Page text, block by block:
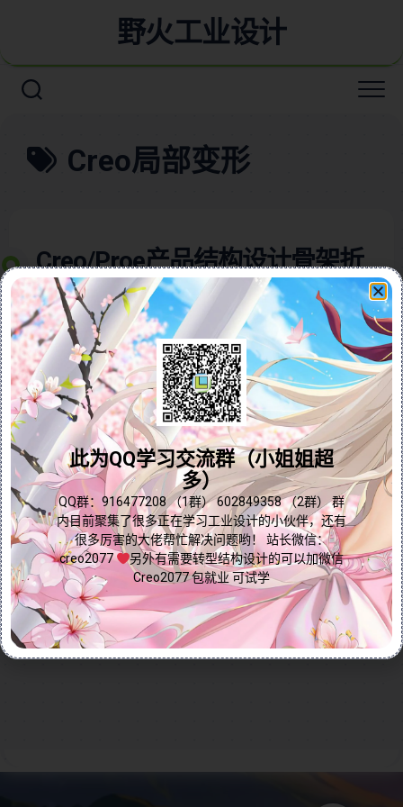
野火工业设计
Creo局部变形
Creo/Proe产品结构设计骨架折
弯让零件局部产生可控变形适
用于所有变形产品结构
本视频详细讲解在Creo/Proe中实现零件局部扭曲变形
的实用技巧！通过分割零件确保部分结构不变形，再利
用骨架折弯功能精准控制变形区域，轻松完成复杂造型
设计。教程重点演示：1）零件分割的智能技巧 2）骨架
折弯的参数设置 3）局部变形的精细调节。操作简单高
效，特别适合产品设计、工业造型等领域的初学者快速
掌握高级变形技术！
Continue reading...
2025-04-24 by 免费Creo教程
Creo/Proe曲面技巧
Creo短视频
此为QQ学习交流群（小姐姐超
多）
QQ群：916477208 （1群） 602849358 （2群） 群
内目前聚集了很多正在学习工业设计的小伙伴，还有
很多厉害的大佬帮忙解决问题哟！ 站长微信：
creo2077
另外有需要转型结构设计的可以加微信
Creo2077 包就业 可试学
问题答疑♥资料白嫖
群内有大量学习资料哟~
点我直接加群嘛